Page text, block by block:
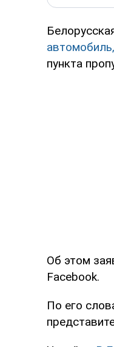
пункта
Об этом
Facebook.
По его